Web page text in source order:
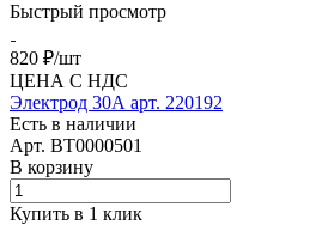
Быстрый просмотр
820 ₽/шт
ЦЕНА С НДС
Электрод 30А арт. 220192
Есть в наличии
Арт. BT0000501
В корзину
Купить в 1 клик